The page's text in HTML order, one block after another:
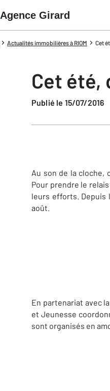
Agence Girard
Actualités immobilières à RIOM Cet
Cet été,
Publié le 15/07/2016
Au son de la cloche,
Pour prendre le
leurs efforts. Depuis
août.
En partenariat avec
et Jeunesse
sont organisés en